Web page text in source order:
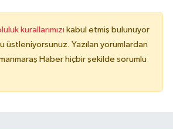
kurallarımızı kabul etmiş bulunuyor
üstleniyorsunuz. Yazılan yorumlardan
Haber hiçbir şekilde sorumlu